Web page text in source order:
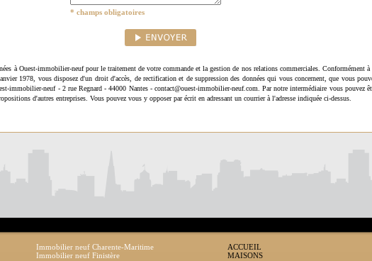
* champs obligatoires
à Ouest-immobilier-neuf pour le traitement de votre commande et la gestion de nos relations commerciales. Conformément à
1978, vous disposez d'un droit d'accès, de rectification et de suppression des données qui vous concernent, que vous
immobilier-neuf - 2 rue Regnard - 44000 Nantes - contact@ouest-immobilier-neuf.com. Par notre intermédiaire vous pouvez
d'autres entreprises. Vous pouvez vous y opposer par écrit en adressant un courrier à l'adresse indiquée ci-dessus.
Immobilier neuf Charente-Maritime
Immobilier neuf Finistère
ACCUEIL
MAISONS